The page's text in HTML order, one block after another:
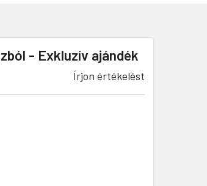
- Exkluzív ajándék
Írjon értékelést